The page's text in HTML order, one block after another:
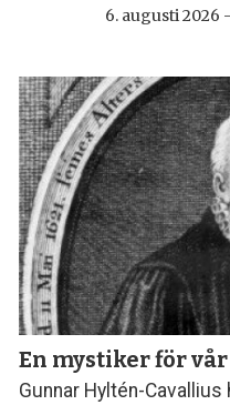
6. augusti 2026
En mystiker för
Gunnar Hyltén-Cavallius